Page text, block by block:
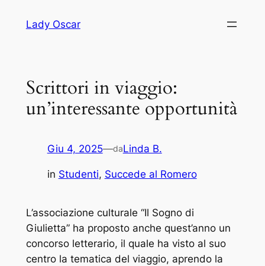
Lady Oscar
Scrittori in viaggio:
un’interessante opportunità
Giu 4, 2025—daLinda B.
in Studenti, Succede al Romero
L’associazione culturale “Il Sogno di
Giulietta” ha proposto anche quest’anno un
concorso letterario, il quale ha visto al suo
centro la tematica del viaggio, aprendo la